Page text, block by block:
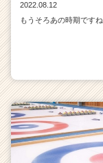
2022.08.12
もうそろあの時期ですね